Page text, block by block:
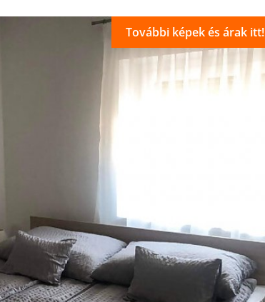
További képek és árak itt!